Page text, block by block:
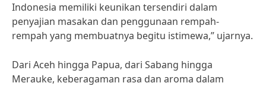
Indonesia memiliki keunikan tersendiri dalam
penyajian masakan dan penggunaan rempah-
rempah yang membuatnya begitu istimewa,” ujarnya.
Dari Aceh hingga Papua, dari Sabang hingga
Merauke, keberagaman rasa dan aroma dalam